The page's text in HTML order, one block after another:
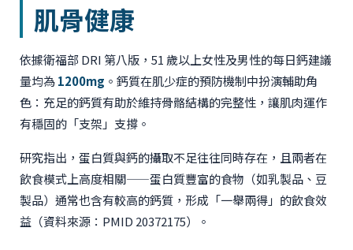
肌骨健康
依據衛福部 DRI 第八版，51 歲以上女性及男性的每日鈣建議
量均為1200mg 。鈣質在肌少症的預防機制中扮演輔助角
色：充足的鈣質有助於維持骨骼結構的完整性，讓肌肉運作
有穩固的「支架」支撐。
研究指出，蛋白質與鈣的攝取不足往往同時存在，且兩者在
飲食模式上高度相關——蛋白質豐富的食物（如乳製品、豆
製品）通常也含有較高的鈣質，形成「一舉兩得」的飲食效
益（資料來源：PMID 20372175）。